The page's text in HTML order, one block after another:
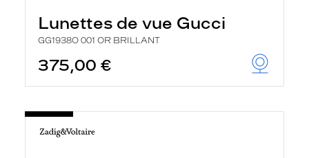
Lunettes de vue Gucci
GG1938O 001 OR BRILLANT
375,00 €